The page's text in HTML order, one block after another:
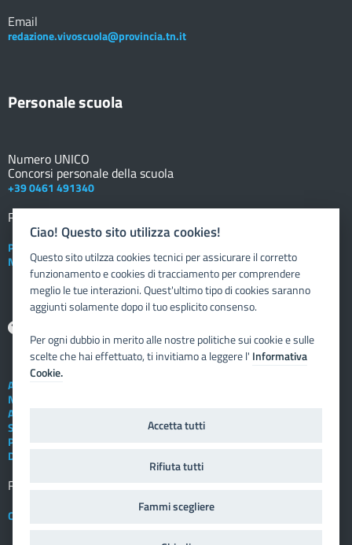
Email
redazione.vivoscuola@provincia.tn.it
Personale scuola
Numero UNICO
Concorsi personale della scuola
+39 0461 491340
Registro elettronico
Posta elettronica istituzionale
Nuovo sportello dipendente
Assistenza tecnica
Note legali
Albo telematico
Social Media Policy
Privacy
Dichiarazione di accessibilità
Registro elettronico
Crediti
Ciao! Questo sito utilizza cookies!
Questo sito utilzza cookies tecnici per assicurare il corretto
funzionamento e cookies di tracciamento per comprendere
meglio le tue interazioni. Quest'ultimo tipo di cookies saranno
aggiunti solamente dopo il tuo esplicito consenso.
Per ogni dubbio in merito alle nostre politiche sui cookie e sulle
scelte che hai effettuato, ti invitiamo a leggere l' Informativa
Cookie.
Accetta tutti
Rifiuta tutti
Fammi scegliere